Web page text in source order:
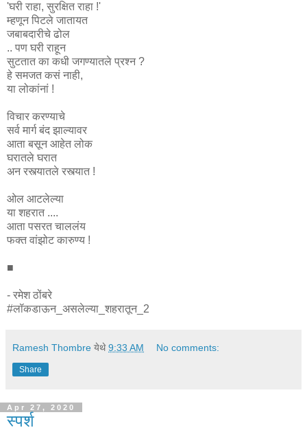
'घरी राहा, सुरक्षित राहा !'
म्हणून पिटले जातायत
जबाबदारीचे ढोल
.. पण घरी राहून
सुटतात का कधी जगण्यातले प्रश्न ?
हे समजत कसं नाही,
या लोकांनां !
विचार करण्याचे
सर्व मार्ग बंद झाल्यावर
आता बसून आहेत लोक
घरातले घरात
अन रस्त्यातले रस्त्यात !
ओल आटलेल्या
या शहरात ....
आता पसरत चाललंय
फक्त वांझोट कारुण्य !
■
- रमेश ठोंबरे
#लॉकडाऊन_असलेल्या_शहरातून_2
Ramesh Thombre येथे9:33 AM No comments:
Share
Apr 27, 2020
स्पर्श